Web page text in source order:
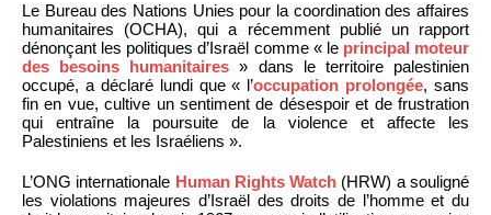
Le Bureau des Nations Unies pour la coordination des affaires
humanitaires (OCHA), qui a récemment publié un rapport
dénonçant les politiques d’Israël comme « le principal moteur
des besoins humanitaires » dans le territoire palestinien
occupé, a déclaré lundi que « l’occupation prolongée, sans
fin en vue, cultive un sentiment de désespoir et de frustration
qui entraîne la poursuite de la violence et affecte les
Palestiniens et les Israéliens ».
L’ONG internationale Human Rights Watch (HRW) a souligné
les violations majeures d’Israël des droits de l’homme et du